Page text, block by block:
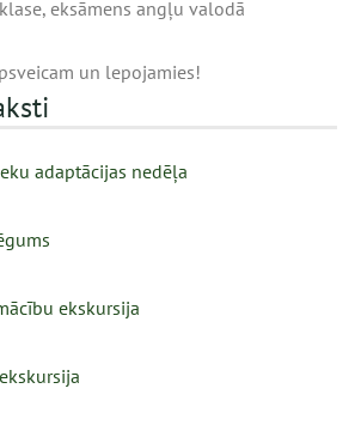
adaptācijas nedēļa
ekskursija
eksāmens angļu valodā
un lepojamies!